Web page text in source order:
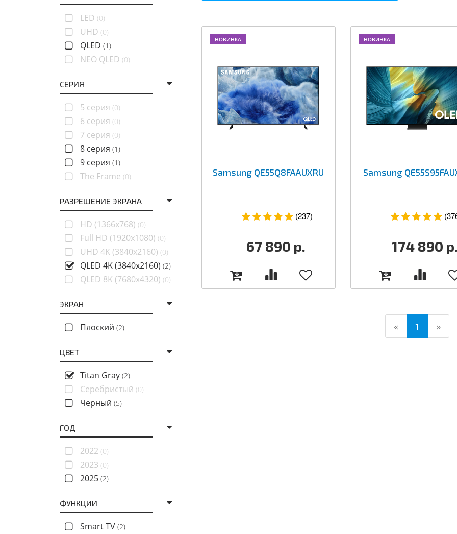
LED (0)
UHD (0)
QLED (1)
NEO QLED (0)
СЕРИЯ
5 серия (0)
6 серия (0)
7 серия (0)
8 серия (1)
9 серия (1)
The Frame (0)
РАЗРЕШЕНИЕ ЭКРАНА
HD (1366x768) (0)
Full HD (1920x1080) (0)
UHD 4K (3840x2160) (0)
QLED 4K (3840x2160) (2)
QLED 8K (7680x4320) (0)
ЭКРАН
Плоский (2)
ЦВЕТ
Titan Gray (2)
Серебристый (0)
Черный (5)
ГОД
2022 (0)
2023 (0)
2025 (2)
ФУНКЦИИ
Smart TV (2)
НОВИНКА
Samsung QE55Q8FAAUXRU
(237)
67 890 р.
НОВИНКА
Samsung
174 890
« 1 (current)
»